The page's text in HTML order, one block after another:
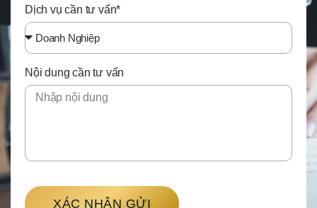
Dịch vụ cần tư vấn*
Nội dung cần tư vấn
XÁC NHẬN GỬI